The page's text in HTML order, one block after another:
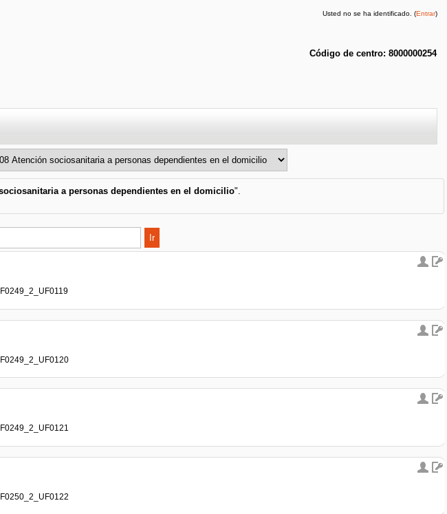
Código de centro: 8000000254
Usted no se ha identificado. (Entrar)
a personas dependientes en el domicilio".